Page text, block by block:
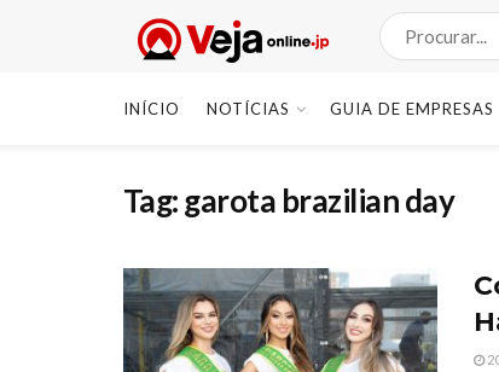
INÍCIO NOTÍCIAS GUIA DE EMPRESAS
Tag:garota brazilian day